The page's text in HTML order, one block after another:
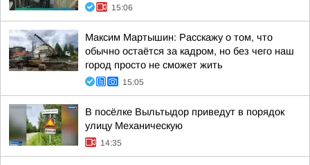
15:06
Максим Мартышин: Расскажу о том, что
обычно остаётся за кадром, но без чего наш
город просто не сможет жить
15:05
В посёлке Выльтыдор приведут в порядок
улицу Механическую
14:35